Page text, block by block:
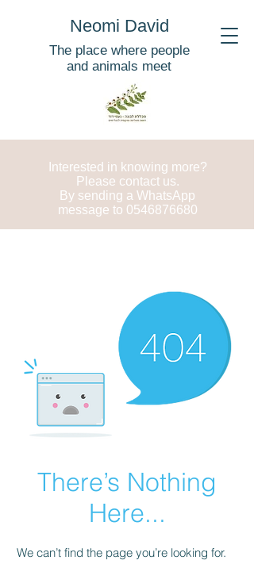
Neomi David
The place where people
and animals meet
Interested in knowing more?
Please contact us.
By sending a WhatsApp
message to 0546876680
There’s Nothing
Here...
We can’t find the page you’re looking for.